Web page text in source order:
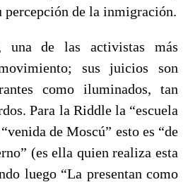
percepción de la inmigración.
una de las activistas más
sus juicios son
como iluminados, tan
Para la Riddle la “escuela
de Moscú” esto es “de
(es ella quien realiza esta
luego “La presentan como